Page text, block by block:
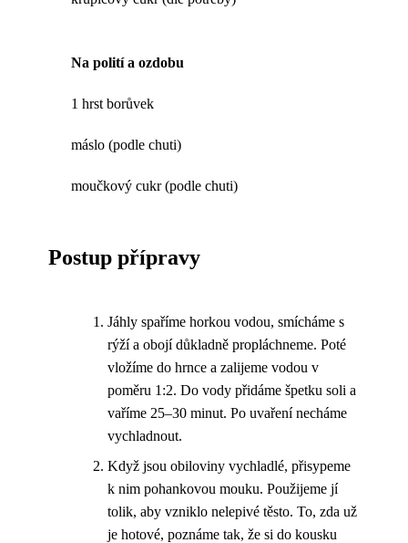
Na polití a ozdobu
1 hrst borůvek
máslo (podle chuti)
moučkový cukr (podle chuti)
Postup přípravy
Jáhly spaříme horkou vodou, smícháme s
rýží a obojí důkladně propláchneme. Poté
vložíme do hrnce a zalijeme vodou v
poměru 1:2. Do vody přidáme špetku soli a
vaříme 25–30 minut. Po uvaření necháme
vychladnout.
Když jsou obiloviny vychladlé, přisypeme
k nim pohankovou mouku. Použijeme jí
tolik, aby vzniklo nelepivé těsto. To, zda už
je hotové, poznáme tak, že si do kousku